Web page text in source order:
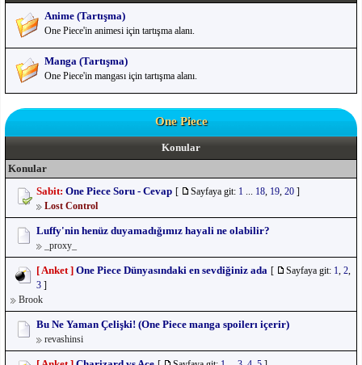
Anime (Tartışma)
One Piece'in animesi için tartışma alanı.
Manga (Tartışma)
One Piece'in mangası için tartışma alanı.
One Piece
Konular
Konular
Sabit: One Piece Soru - Cevap [ Sayfaya git: 1 18 19 20 ]
Lost Control
Luffy'nin henüz duyamadığımız hayali ne olabilir?
_proxy_
[ Anket ] One Piece Dünyasındaki en sevdiğiniz ada [ Sayfaya git: 1 2
3 ]
Brook
Bu Ne Yaman Çelişki! (One Piece manga spoilerı içerir)
revashinsi